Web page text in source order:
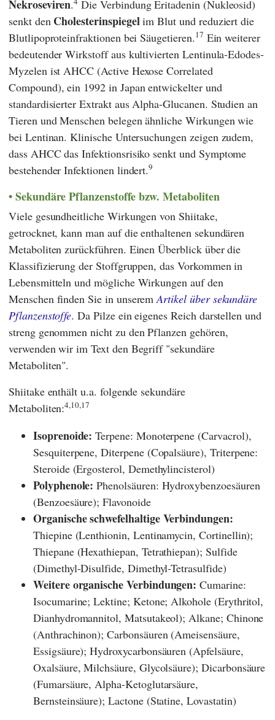
Nekroseviren. Die Verbindung Eritadenin (Nukleosid)
senkt den Cholesterinspiegelim Blut und reduziert die
Blutlipoproteinfraktionen bei Säugetieren.17 Ein weiterer
bedeutender Wirkstoff aus kultivierten Lentinula-Edodes-
Myzelen ist AHCC (Active Hexose Correlated
Compound), ein 1992 in Japan entwickelter und
standardisierter Extrakt aus Alpha-Glucanen. Studien an
Tieren und Menschen belegen ähnliche Wirkungen wie
bei Lentinan. Klinische Untersuchungen zeigen zudem,
dass AHCC das Infektionsrisiko senkt und Symptome
bestehender Infektionen lindert.9
Sekundäre Pflanzenstoffe bzw. Metaboliten
Viele gesundheitliche Wirkungen von Shiitake,
getrocknet, kann man auf die enthaltenen sekundären
Metaboliten zurückführen. Einen Überblick über die
Klassifizierung der Stoffgruppen, das Vorkommen in
Lebensmitteln und mögliche Wirkungen auf den
Menschen finden Sie in unseremArtikel über sekundäre
Pflanzenstoffe. Da Pilze ein eigenes Reich darstellen und
streng genommen nicht zu den Pflanzen gehören,
verwenden wir im Text den Begriff "sekundäre
Metaboliten".
Shiitake enthält u.a. folgende sekundäre
Metaboliten:4,10,17
Isoprenoide: Terpene: Monoterpene (Carvacrol),
Sesquiterpene, Diterpene (Copalsäure), Triterpene:
Steroide (Ergosterol, Demethylincisterol)
Polyphenole: Phenolsäuren: Hydroxybenzoesäuren
(Benzoesäure); Flavonoide
Organische schwefelhaltige Verbindungen:
Thiepine (Lenthionin, Lentinamycin, Cortinellin);
Thiepane (Hexathiepan, Tetrathiepan); Sulfide
(Dimethyl-Disulfide, Dimethyl-Tetrasulfide)
Weitere organische Verbindungen: Cumarine:
Isocumarine; Lektine; Ketone; Alkohole (Erythritol,
Dianhydromannitol, Matsutakeol); Alkane; Chinone
(Anthrachinon); Carbonsäuren (Ameisensäure,
Essigsäure); Hydroxycarbonsäuren (Apfelsäure,
Oxalsäure, Milchsäure, Glycolsäure); Dicarbonsäure
(Fumarsäure, Alpha-Ketoglutarsäure,
Bernsteinsäure); Lactone (Statine, Lovastatin)